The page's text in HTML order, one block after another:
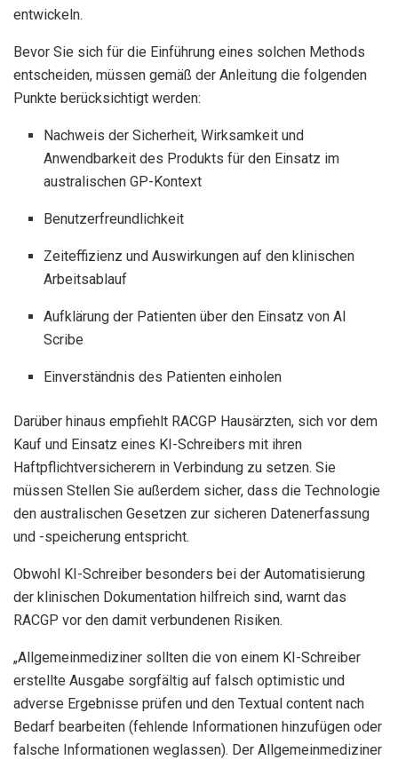
entwickeln.
Bevor Sie sich für die Einführung eines solchen Methods
entscheiden, müssen gemäß der Anleitung die folgenden
Punkte berücksichtigt werden:
Nachweis der Sicherheit, Wirksamkeit und
Anwendbarkeit des Produkts für den Einsatz im
australischen GP-Kontext
Benutzerfreundlichkeit
Zeiteffizienz und Auswirkungen auf den klinischen
Arbeitsablauf
Aufklärung der Patienten über den Einsatz von AI
Scribe
Einverständnis des Patienten einholen
Darüber hinaus empfiehlt RACGP Hausärzten, sich vor dem
Kauf und Einsatz eines KI-Schreibers mit ihren
Haftpflichtversicherern in Verbindung zu setzen. Sie
müssen Stellen Sie außerdem sicher, dass die Technologie
den australischen Gesetzen zur sicheren Datenerfassung
und -speicherung entspricht.
Obwohl KI-Schreiber besonders bei der Automatisierung
der klinischen Dokumentation hilfreich sind, warnt das
RACGP vor den damit verbundenen Risiken.
„Allgemeinmediziner sollten die von einem KI-Schreiber
erstellte Ausgabe sorgfältig auf falsch optimistic und
adverse Ergebnisse prüfen und den Textual content nach
Bedarf bearbeiten (fehlende Informationen hinzufügen oder
falsche Informationen weglassen). Der Allgemeinmediziner